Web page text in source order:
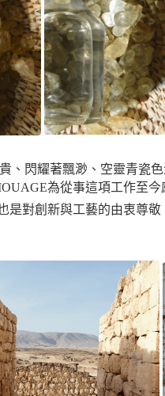
、閃耀著飄渺、空靈青瓷
為從事這項工作至今
對創新與工藝的由衷尊